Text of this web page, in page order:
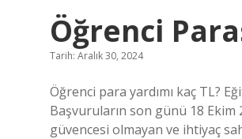
Öğrenci
Tarih: Aralık 30, 2024
Öğrenci para yardımı kaç TL?
Başvuruların son günü 18 Ekim
güvencesi olmayan ve ihtiyaç